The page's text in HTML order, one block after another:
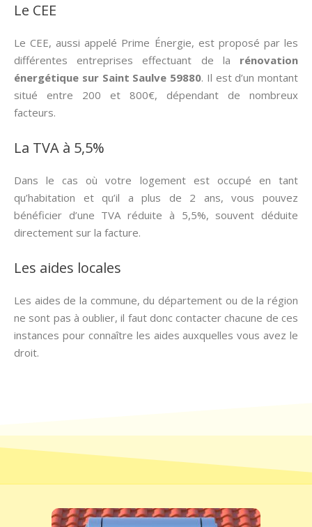
Le CEE
Le CEE, aussi appelé Prime Énergie, est proposé par les
différentes entreprises effectuant de la rénovation
énergétique sur Saint Saulve 59880. Il est d’un montant
situé entre 200 et 800€, dépendant de nombreux
facteurs.
La TVA à 5,5%
Dans le cas où votre logement est occupé en tant
qu’habitation et qu’il a plus de 2 ans, vous pouvez
bénéficier d’une TVA réduite à 5,5%, souvent déduite
directement sur la facture.
Les aides locales
Les aides de la commune, du département ou de la région
ne sont pas à oublier, il faut donc contacter chacune de ces
instances pour connaître les aides auxquelles vous avez le
droit.